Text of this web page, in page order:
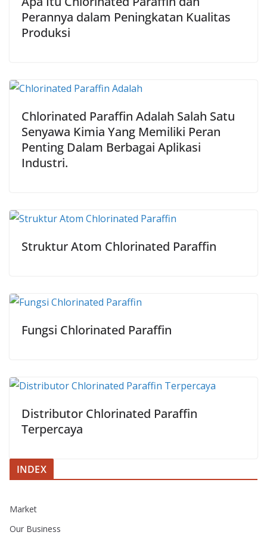
Perannya dalam Peningkatan Kualitas
Produksi
Chlorinated Paraffin Adalah Salah Satu
Senyawa Kimia Yang Memiliki Peran
Penting Dalam Berbagai Aplikasi
Industri.
Struktur Atom Chlorinated Paraffin
Fungsi Chlorinated Paraffin
Distributor Chlorinated Paraffin
Terpercaya
INDEX
Market
Our Business